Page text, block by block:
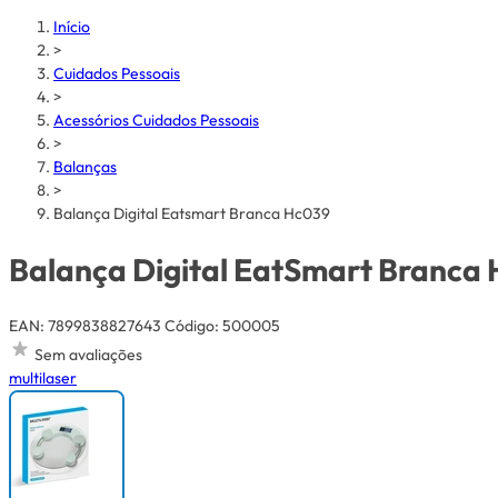
Início
>
Cuidados Pessoais
>
Acessórios Cuidados Pessoais
>
Balanças
>
Balança Digital Eatsmart Branca Hc039
Balança Digital EatSmart Branca
EAN: 7899838827643 Código: 500005
Sem avaliações
multilaser